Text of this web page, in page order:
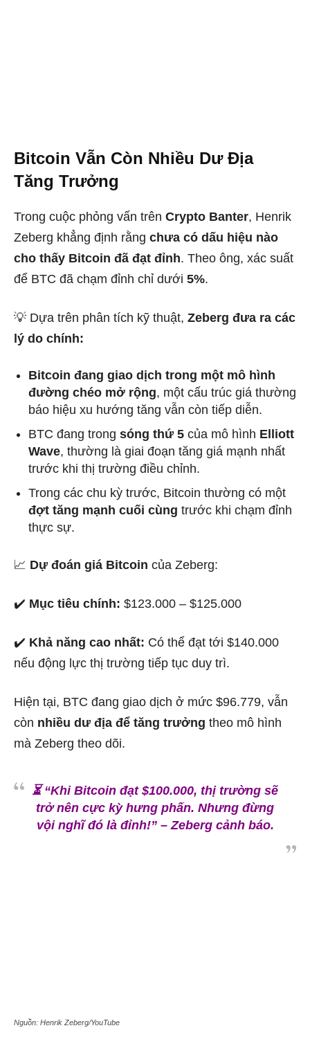
Bitcoin Vẫn Còn Nhiều Dư Địa
Tăng Trưởng
Trong cuộc phỏng vấn trên Crypto Banter, Henrik
Zeberg khẳng định rằng chưa có dấu hiệu nào
cho thấy Bitcoin đã đạt đỉnh. Theo ông, xác suất
để BTC đã chạm đỉnh chỉ dưới 5%.
💡 Dựa trên phân tích kỹ thuật, Zeberg đưa ra các
lý do chính:
Bitcoin đang giao dịch trong một mô hình
đường chéo mở rộng, một cấu trúc giá thường
báo hiệu xu hướng tăng vẫn còn tiếp diễn.
BTC đang trong sóng thứ 5 của mô hình Elliott
Wave, thường là giai đoạn tăng giá mạnh nhất
trước khi thị trường điều chỉnh.
Trong các chu kỳ trước, Bitcoin thường có một
đợt tăng mạnh cuối cùng trước khi chạm đỉnh
thực sự.
📈 Dự đoán giá Bitcoin của Zeberg:
✔️ Mục tiêu chính: $123.000 – $125.000
✔️ Khả năng cao nhất: Có thể đạt tới $140.000
nếu động lực thị trường tiếp tục duy trì.
Hiện tại, BTC đang giao dịch ở mức $96.779, vẫn
còn nhiều dư địa để tăng trưởng theo mô hình
mà Zeberg theo dõi.
⏳ “Khi Bitcoin đạt $100.000, thị trường sẽ
trở nên cực kỳ hưng phấn. Nhưng đừng
vội nghĩ đó là đỉnh!” – Zeberg cảnh báo.
Nguồn: Henrik Zeberg/YouTube